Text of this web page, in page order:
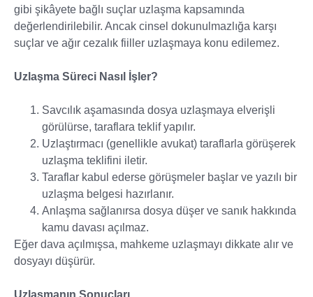
gibi şikâyete bağlı suçlar uzlaşma kapsamında
değerlendirilebilir. Ancak cinsel dokunulmazlığa karşı
suçlar ve ağır cezalık fiiller uzlaşmaya konu edilemez.
Uzlaşma Süreci Nasıl İşler?
Savcılık aşamasında dosya uzlaşmaya elverişli
görülürse, taraflara teklif yapılır.
Uzlaştırmacı (genellikle avukat) taraflarla görüşerek
uzlaşma teklifini iletir.
Taraflar kabul ederse görüşmeler başlar ve yazılı bir
uzlaşma belgesi hazırlanır.
Anlaşma sağlanırsa dosya düşer ve sanık hakkında
kamu davası açılmaz.
Eğer dava açılmışsa, mahkeme uzlaşmayı dikkate alır ve
dosyayı düşürür.